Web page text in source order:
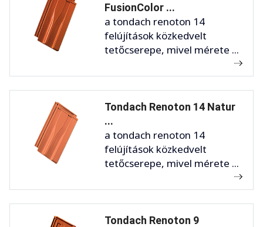
FusionColor ...
a tondach renoton 14
felújítások közkedvelt
tetőcserepe, mivel mérete ...
Tondach Renoton 14 Natur
...
a tondach renoton 14
felújítások közkedvelt
tetőcserepe, mivel mérete ...
Tondach Renoton 9